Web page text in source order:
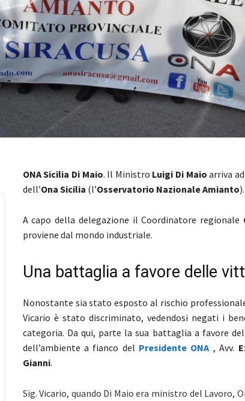
ONA Sicilia Di Maio. Il Ministro Luigi Di Maio arriva
dell’Ona Sicilia (l’Osservatorio Nazionale Amianto).
A capo della delegazione il Coordinatore regionale
proviene dal mondo industriale.
Una battaglia a favore delle
Nonostante sia stato esposto al rischio
Vicario è stato discriminato, vedendosi negati i
categoria. Da qui, parte la sua battaglia a favore
dell’ambiente a fianco del Presidente ONA , Avv.
Gianni.
Sig. Vicario, quando Di Maio era ministro del Lavoro,